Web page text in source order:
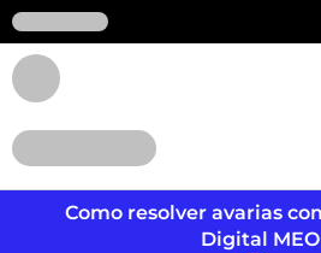
Como resolver avarias
Digital MEO